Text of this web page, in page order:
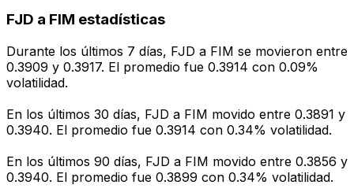
FJD a FIM estadísticas
Durante los últimos 7 días, FJD a FIM se movieron entre
0.3909 y 0.3917. El promedio fue 0.3914 con 0.09%
volatilidad.
En los últimos 30 días, FJD a FIM movido entre 0.3891 y
0.3940. El promedio fue 0.3914 con 0.34% volatilidad.
En los últimos 90 días, FJD a FIM movido entre 0.3856 y
0.3940. El promedio fue 0.3899 con 0.34% volatilidad.